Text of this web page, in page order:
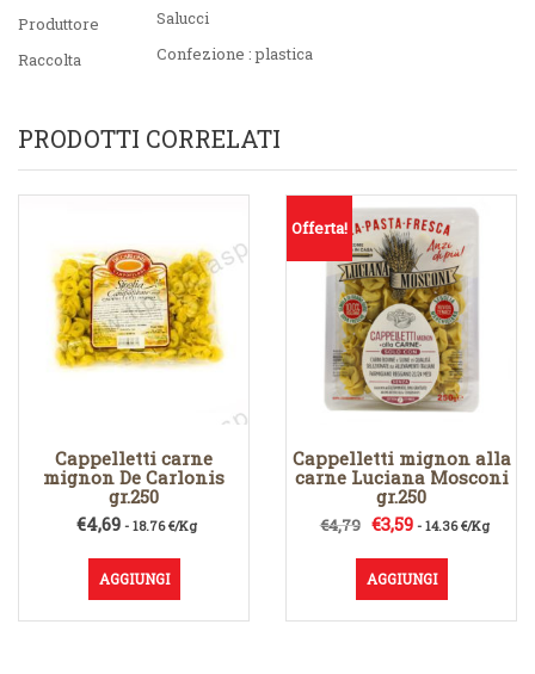
Produttore
Salucci
Raccolta
Confezione : plastica
PRODOTTI CORRELATI
Cappelletti carne
mignon De Carlonis
gr.250
€4,69 - 18.76 €/Kg
AGGIUNGI
Offerta!
Cappelletti mignon alla
carne Luciana Mosconi
gr.250
€4,79 Il
originale
era:
€4,79.
€3,59Il
attuale
è:
€3,59.
- 14.36 €/Kg
AGGIUNGI